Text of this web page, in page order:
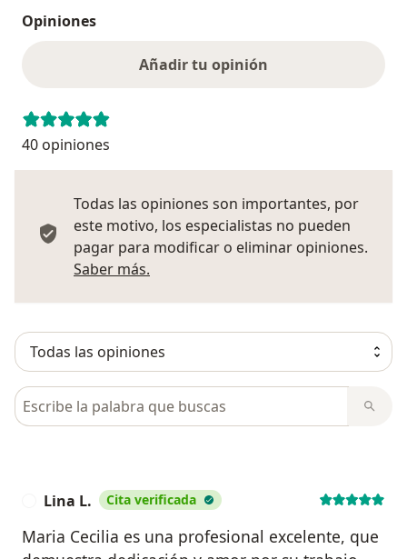
Opiniones
Añadir tu opinión
40 opiniones
Todas las opiniones son importantes, por
este motivo, los especialistas no pueden
pagar para modificar o eliminar opiniones.
Saber más.
Busca en opiniones
Lina L. Cita verificada
Maria Cecilia es una profesional excelente, que